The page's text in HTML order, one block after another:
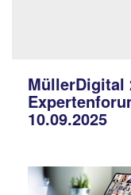
MüllerDigital
10.09.2025